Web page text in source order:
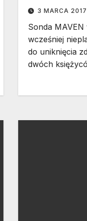
3 MARCA 2017
Sonda
wcześniej
do uniknięcia
dwóch